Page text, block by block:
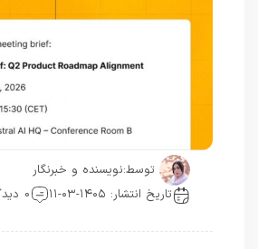
توسط: نویسنده و خبرنگار
تاریخ انتشار: ۱۴۰۵-۰۳-۱۱
0 دیدگاه